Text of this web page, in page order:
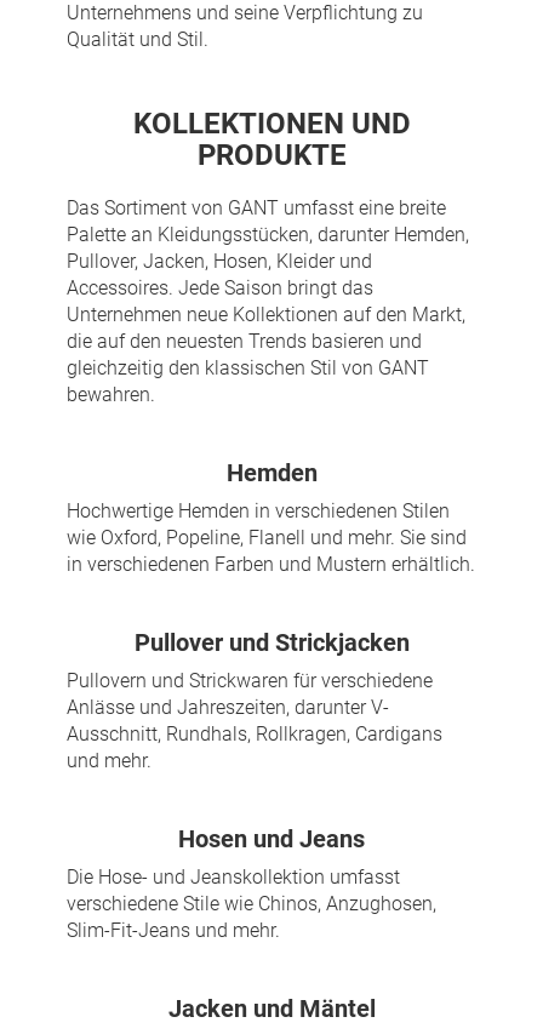
Unternehmens und seine Verpflichtung zu
Qualität und Stil.
KOLLEKTIONEN UND
PRODUKTE
Das Sortiment von GANT umfasst eine breite
Palette an Kleidungsstücken, darunter Hemden,
Pullover, Jacken, Hosen, Kleider und
Accessoires. Jede Saison bringt das
Unternehmen neue Kollektionen auf den Markt,
die auf den neuesten Trends basieren und
gleichzeitig den klassischen Stil von GANT
bewahren.
Hemden
Hochwertige Hemden in verschiedenen Stilen
wie Oxford, Popeline, Flanell und mehr. Sie sind
in verschiedenen Farben und Mustern erhältlich.
Pullover und Strickjacken
Pullovern und Strickwaren für verschiedene
Anlässe und Jahreszeiten, darunter V-
Ausschnitt, Rundhals, Rollkragen, Cardigans
und mehr.
Hosen und Jeans
Die Hose- und Jeanskollektion umfasst
verschiedene Stile wie Chinos, Anzughosen,
Slim-Fit-Jeans und mehr.
Jacken und Mäntel